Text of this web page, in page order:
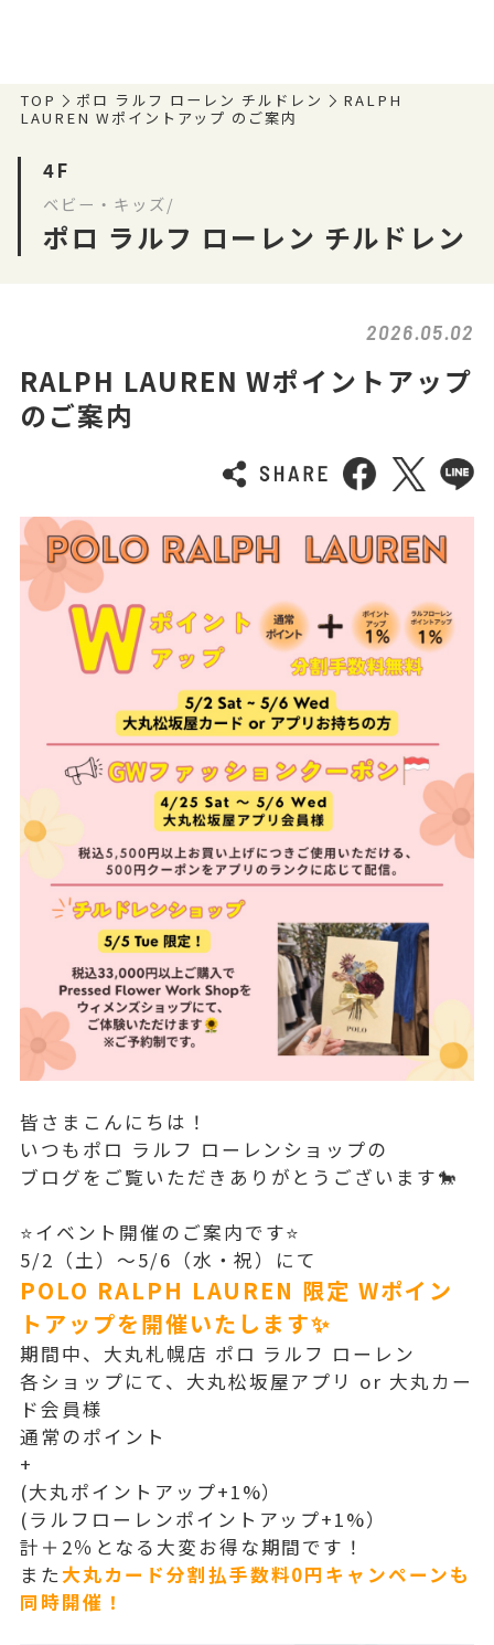
TOP ポロ ラルフ ローレン チルドレン
RALPH
LAUREN Wポイントアップ のご案内
4F
ベビー・キッズ/
ポロ ラルフ ローレン チルドレン
2026.05.02
RALPH LAUREN Wポイントアップ
のご案内
皆さまこんにちは！
いつもポロ ラルフ ローレンショップの
ブログをご覧いただきありがとうございます🐎
⭐️イベント開催のご案内です⭐️
5/2（土）～5/6（水・祝）にて
POLO RALPH LAUREN 限定 Wポイン
トアップを開催いたします✨
期間中、大丸札幌店 ポロ ラルフ ローレン
各ショップにて、大丸松坂屋アプリ or 大丸カー
ド会員様
通常のポイント
+
(大丸ポイントアップ+1%）
(ラルフローレンポイントアップ+1%）
計＋2％となる大変お得な期間です！
また 大丸カード分割払手数料0円キャンペーンも
同時開催！